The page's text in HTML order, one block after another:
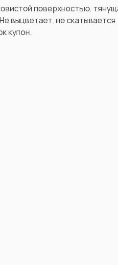
поверхностью,
выцветает, не скатывается
купон.